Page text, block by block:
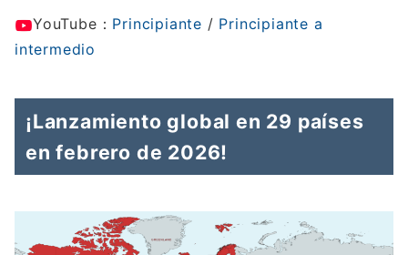
YouTube： Principiante / Principiante a
intermedio
¡Lanzamiento global en 29 países
en febrero de 2026!